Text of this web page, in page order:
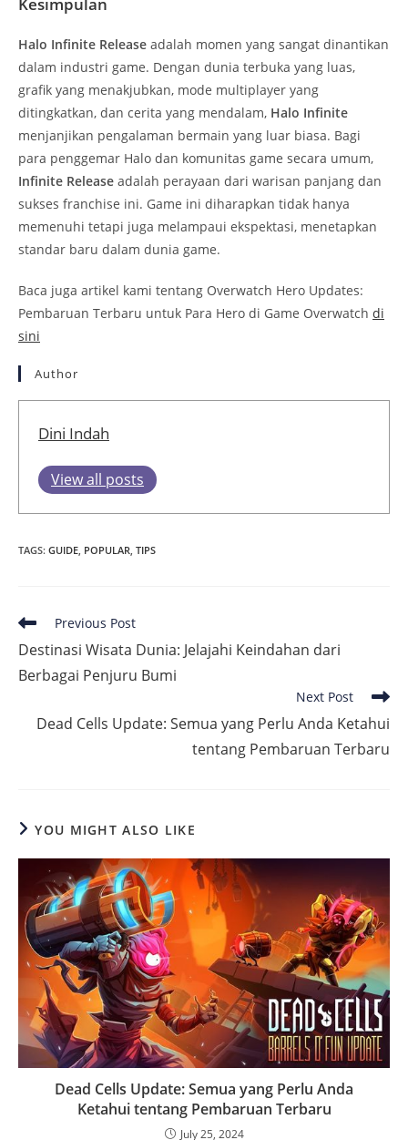
Kesimpulan
Halo Infinite Release adalah momen yang sangat dinantikan
dalam industri game. Dengan dunia terbuka yang luas,
grafik yang menakjubkan, mode multiplayer yang
ditingkatkan, dan cerita yang mendalam, Halo Infinite
menjanjikan pengalaman bermain yang luar biasa. Bagi
para penggemar Halo dan komunitas game secara umum,
Infinite Release adalah perayaan dari warisan panjang dan
sukses franchise ini. Game ini diharapkan tidak hanya
memenuhi tetapi juga melampaui ekspektasi, menetapkan
standar baru dalam dunia game.
Baca juga artikel kami tentang Overwatch Hero Updates:
Pembaruan Terbaru untuk Para Hero di Game Overwatch di
sini
Author
Dini Indah
View all posts
TAGS: GUIDE, POPULAR, TIPS
Read
articles
Previous Post
Destinasi Wisata Dunia: Jelajahi Keindahan dari
Berbagai Penjuru Bumi
Next Post
Dead Cells Update: Semua yang Perlu Anda Ketahui
tentang Pembaruan Terbaru
YOU MIGHT ALSO LIKE
Dead Cells Update: Semua yang Perlu Anda
Ketahui tentang Pembaruan Terbaru
July 25, 2024